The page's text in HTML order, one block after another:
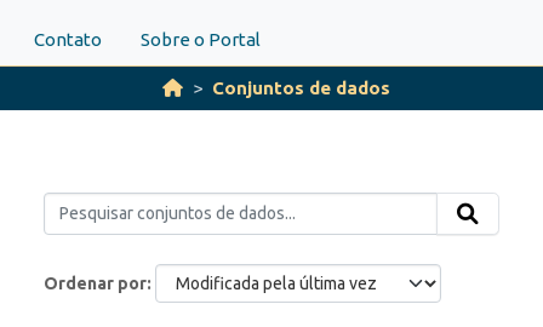
Contato Sobre o Portal
Conjuntos de dados
Ordenar por